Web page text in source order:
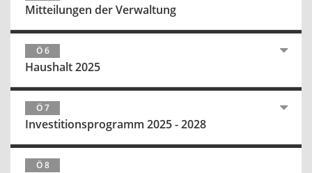
Mitteilungen der Verwaltung
Ö 6
Haushalt 2025
Ö 7
Investitionsprogramm 2025 - 2028
Ö 8